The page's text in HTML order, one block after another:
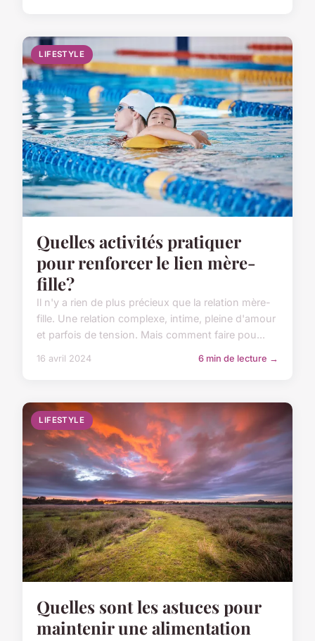
LIFESTYLE
Quelles activités pratiquer
pour renforcer le lien mère-
fille?
Il n'y a rien de plus précieux que la relation mère-
fille. Une relation complexe, intime, pleine d'amour
et parfois de tension. Mais comment faire pou...
16 avril 2024 6 min de lecture →
LIFESTYLE
Quelles sont les astuces pour
maintenir une alimentation